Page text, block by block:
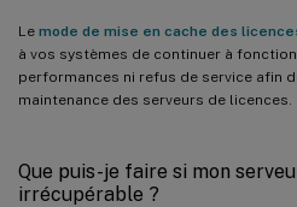
Le mode de mise en cache des
à vos systèmes de continuer à
performances ni refus de service afin
maintenance des serveurs de licences.
Que puis-je faire si mon
irrécupérable ?